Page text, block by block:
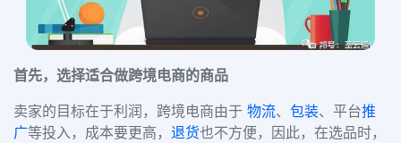
首先，选择适合做跨境电商的商品
卖家的目标在于利润，跨境电商由于 物流、 包装、平台推
广等投入，成本要更高， 退货也不方便，因此，在选品时，